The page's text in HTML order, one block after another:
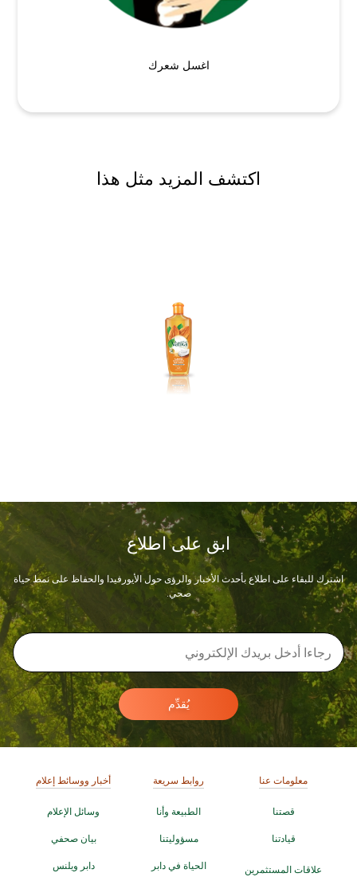
اغسل شعرك
اكتشف المزيد مثل هذا
ابق على اطلاع
اشترك للبقاء على اطلاع بأحدث الأخبار والرؤى حول الأيورفيدا والحفاظ على نمط حياة
صحي.
يُقدِّم
معلومات عنا
قصتنا
قيادتنا
علاقات المستثمرين
روابط سريعة
الطبيعة وأنا
مسؤوليتنا
الحياة في دابر
أخبار ووسائط إعلام
وسائل الإعلام
بيان صحفي
دابر ويلنس